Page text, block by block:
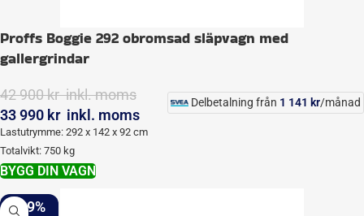
Proffs Boggie 292 obromsad släpvagn med
gallergrindar
42 900kr inkl. moms
33 990 kr inkl. moms
Delbetalning från 1 141 kr/månad
Lastutrymme: 292 x 142 x 92 cm
Totalvikt: 750 kg
BYGG DIN VAGN
-19%